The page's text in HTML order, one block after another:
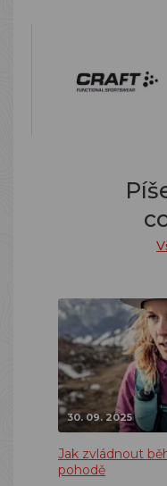
30. 09. 2025
Jak zvládnout
pohodě